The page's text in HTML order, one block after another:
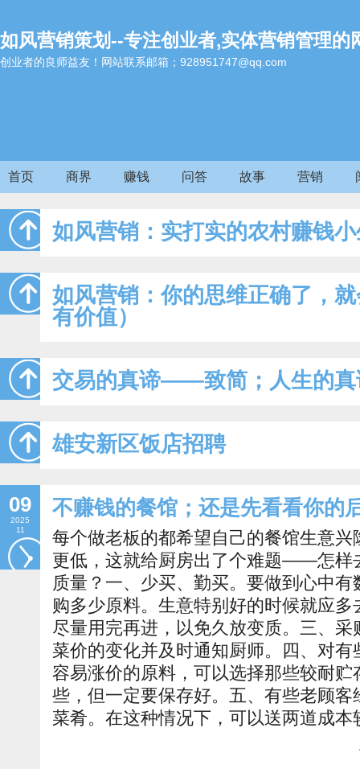
如风营销策划--专注创业者,实体营销管理的
创业者的良师益友！网站联系邮箱；928951747@qq.com
首页 商界 赚钱 问答 故事 营销
如风营销：实打实的农村赚钱
如风营销：你的思维正确了，
有价值）
交易的真谛——致简；人生的
雄安新区饭店招聘
09
2025
11
不赚钱的餐馆；还是先看看你的
每个做老板的都希望自己的餐馆生意
更低，这就给厨房出了个难题——怎样
质量？一、少买、勤买。要做到心中
购多少原料。生意特别好的时候就应
尽量用完再进，以免久放变质。三、
菜价的变化并及时通知厨师。四、对
容易涨价的原料，可以选择那些较耐
些，但一定要保存好。五、有些老顾
菜肴。在这种情况下，可以送两道成本